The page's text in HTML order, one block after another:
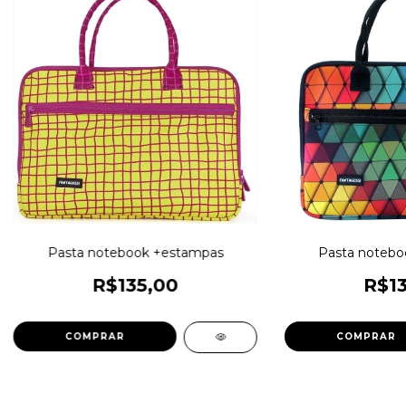
Pasta notebook +estampas
R$135,00
COMPRAR
Pasta
COMPRAR